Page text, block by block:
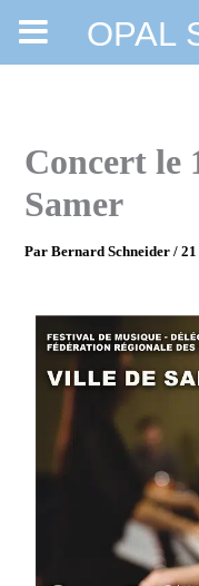
Concert le
Samer
ParBernard Schneider/
OPAL